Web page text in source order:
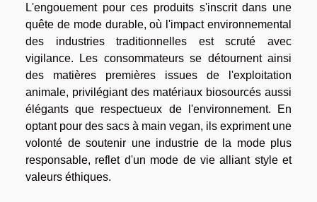
L'engouement pour ces produits s'inscrit dans une
quête de mode durable, où l'impact environnemental
des industries traditionnelles est scruté avec
vigilance. Les consommateurs se détournent ainsi
des matières premières issues de l'exploitation
animale, privilégiant des matériaux biosourcés aussi
élégants que respectueux de l'environnement. En
optant pour des sacs à main vegan, ils expriment une
volonté de soutenir une industrie de la mode plus
responsable, reflet d'un mode de vie alliant style et
valeurs éthiques.